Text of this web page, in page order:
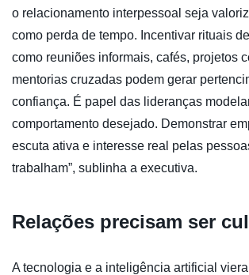
o relacionamento interpessoal seja
como perda de tempo. Incentivar rituais
como reuniões informais, cafés, projetos
mentorias cruzadas podem gerar
confiança. É papel das lideranças
comportamento desejado. Demonstrar
escuta ativa e interesse real pelas
trabalham”, sublinha a executiva.
Relações precisam ser
A tecnologia e a inteligência artificial